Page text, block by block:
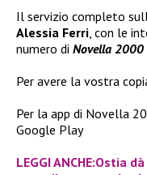
Il servizio completo
Alessia Ferri , con le
numero di Novella 2000
Per avere la vostra
Per la app di Novella
Google Play
LEGGI ANCHE:Ostia